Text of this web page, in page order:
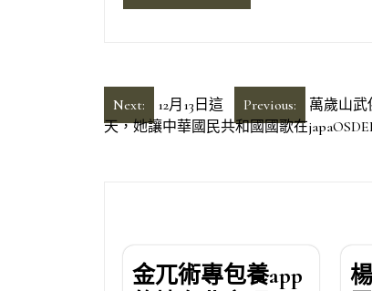
文
章
Previous: 萬歲山武
Next:
12月13日這
天，她讓中華國民共和國國歌在
金兀術專包養app